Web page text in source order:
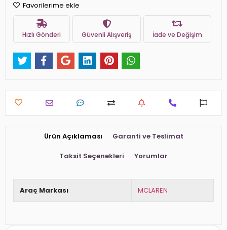
Favorilerime ekle
Hızlı Gönderi Güvenli Alışveriş İade ve Değişim
Ürün Açıklaması Garanti ve Teslimat
Taksit Seçenekleri Yorumlar
Araç Markası MCLAREN